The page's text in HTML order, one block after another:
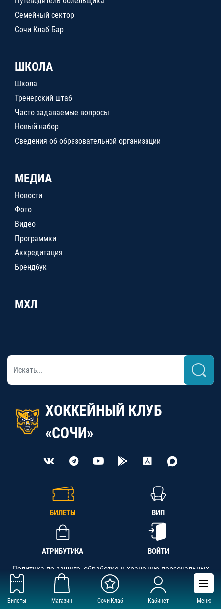
Билеты Магазин Сочи Клаб Кабинет Меню
Семейный сектор
Сочи Клаб Бар
ШКОЛА
Школа
Тренерский штаб
Часто задаваемые вопросы
Новый набор
Сведения об образовательной организации
МЕДИА
Новости
Фото
Видео
Программки
Аккредитация
Брендбук
МХЛ
ХОККЕЙНЫЙ КЛУБ
«СОЧИ»
БИЛЕТЫ ВИП
АТРИБУТИКА ВОЙТИ
Политика по защите, обработке и хранению персональных
данных
АНО «СК «Кубань-Регион», ОГРН 1142300002349,